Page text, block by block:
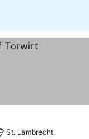
St. Lambrecht